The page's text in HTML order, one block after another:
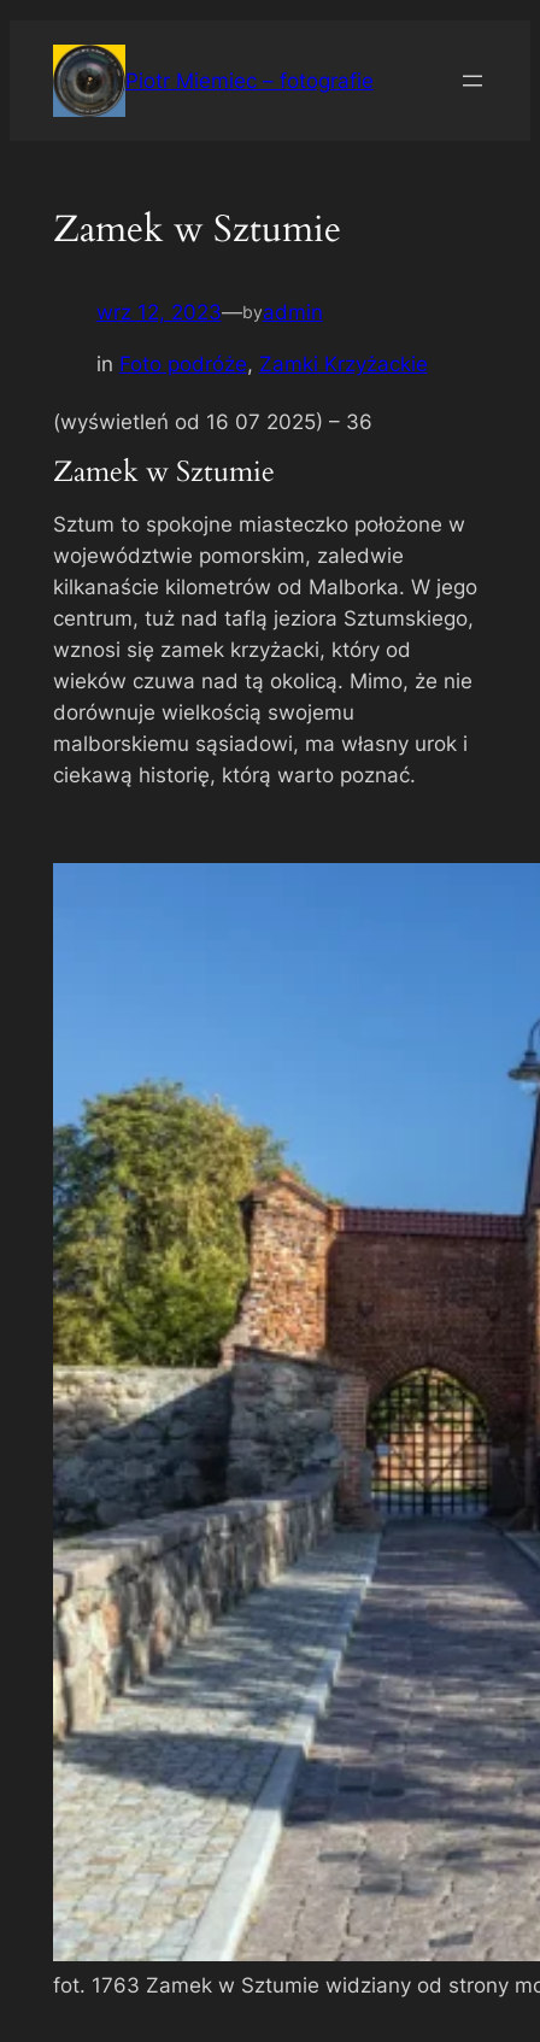
treści
Piotr Miemiec – fotografie
Zamek w Sztumie
wrz 12, 2023—byadmin
in Foto podróże, Zamki Krzyżackie
(wyświetleń od 16 07 2025) – 36
Zamek w Sztumie
Sztum to spokojne miasteczko położone w
województwie pomorskim, zaledwie
kilkanaście kilometrów od Malborka. W jego
centrum, tuż nad taflą jeziora Sztumskiego,
wznosi się zamek krzyżacki, który od
wieków czuwa nad tą okolicą. Mimo, że nie
dorównuje wielkością swojemu
malborskiemu sąsiadowi, ma własny urok i
ciekawą historię, którą warto poznać.
fot. 1763 Zamek w Sztumie widziany od strony